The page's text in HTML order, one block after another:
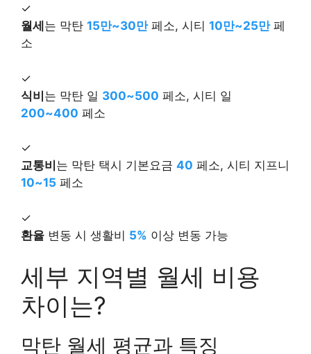
✓
월세 는 막탄 15만~30만페소, 시티 10만~25만페
소
✓
식비는 막탄 일 300~500 페소, 시티 일
200~400 페소
✓
교통비 는 막탄 택시 기본요금 40 페소, 시티 지프니
10~15 페소
✓
환율 변동 시 생활비 5% 이상 변동 가능
세부 지역별 월세 비용
차이는?
막탄 월세 평균과 특징